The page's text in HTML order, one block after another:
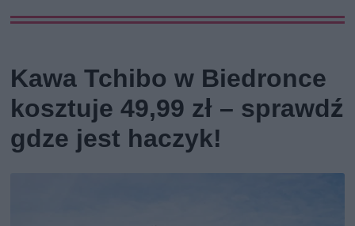
Kawa Tchibo w Biedronce
kosztuje 49,99 zł – sprawdź
gdze jest haczyk!